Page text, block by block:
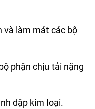
và làm mát các bộ
phận chịu tải nặng
dập kim loại.